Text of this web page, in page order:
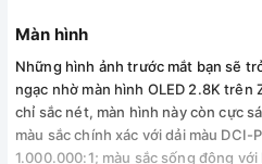
Màn hình
Những hình ảnh trước mắt bạn sẽ
ngạc nhờ màn hình OLED 2.8K trên
chỉ sắc nét, màn hình này còn cực
màu sắc chính xác với dải màu
1.000.000:1; màu sắc sống động